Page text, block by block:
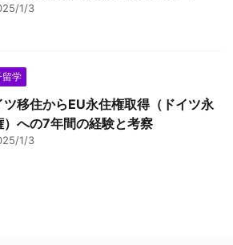
1/3
留学
ツ移住からEU永住権取得（ドイツ永
）への7年間の経験と考察
1/3